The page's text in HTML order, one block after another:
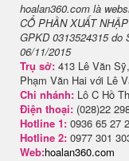
hoalan360.com là
CỔ PHẦN XUẤT
GPKD 0313524315
06/11/2015
Trụ sở: 413 Lê Văn
Phạm Văn Hai với Lê
Chi nhánh: Lô C Hồ
Điện thoại: (028)22
Hotline 1: 0936 65 27
Hotline 2: 0977 301
Web:hoalan360.com